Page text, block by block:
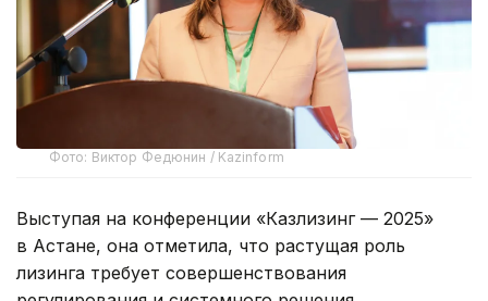
Фото: Виктор Федюнин / Kazinform
Выступая на конференции «Казлизинг — 2025»
в Астане, она отметила, что растущая роль
лизинга требует совершенствования